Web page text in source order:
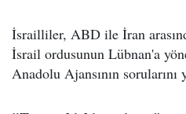
İsrailliler, ABD ile İran
İsrail ordusunun Lübnan'a
Anadolu Ajansının sorularını